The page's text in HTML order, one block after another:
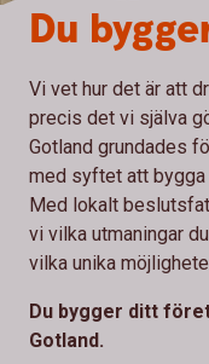
Du
Vi vet hur det är att
precis det vi själva
Gotland grundades
med syftet att
Med lokalt
vi vilka utmaningar
vilka unika
Du bygger ditt
Gotland.